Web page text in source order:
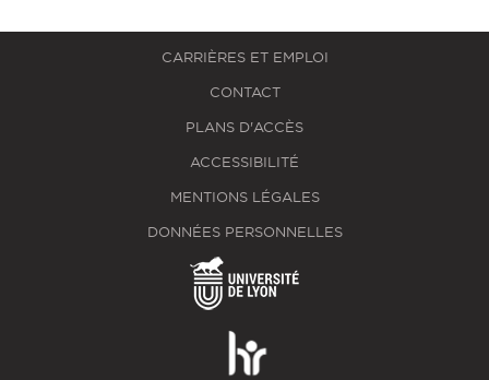
CARRIÈRES ET EMPLOI
CONTACT
PLANS D'ACCÈS
ACCESSIBILITÉ
MENTIONS LÉGALES
DONNÉES PERSONNELLES